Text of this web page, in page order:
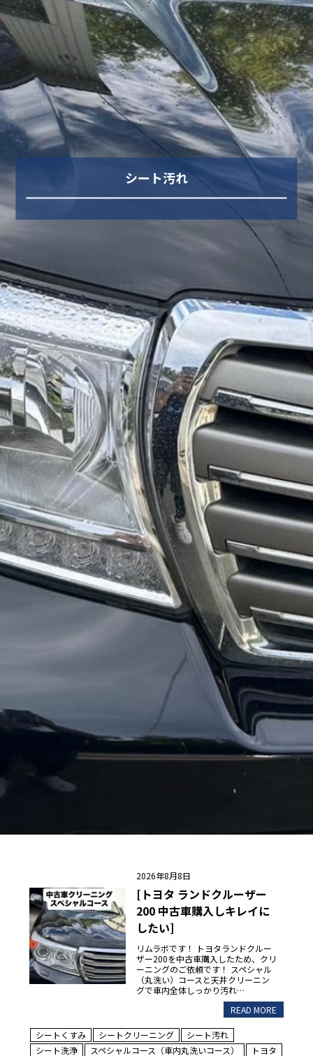
シート汚れ
2026年8月8日
[トヨタ ランドクルーザー
200 中古車購入しキレイに
したい]
リムラボです！ トヨタランドクルー
ザー200を中古車購入したため、クリ
ーニングのご依頼です！ スペシャル
（丸洗い）コースと天井クリーニン
グで車内全体しっかり汚れ…
READ MORE
シートくすみ シートクリーニング
シート汚れ
シート洗浄
スペシャルコース（車内丸洗いコース） トヨタ